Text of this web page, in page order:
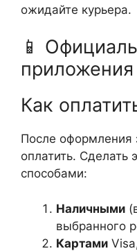
ожидайте курьера.
📱
приложения
Как
После оформления
оплатить.
способами:
Наличными
выбранного
Картами